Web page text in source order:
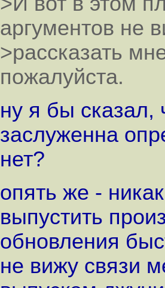
аргументов не
>рассказать
пожалуйста.
ну я бы сказал,
заслуженна
нет?
опять же -
выпустить
обновления
не вижу связи